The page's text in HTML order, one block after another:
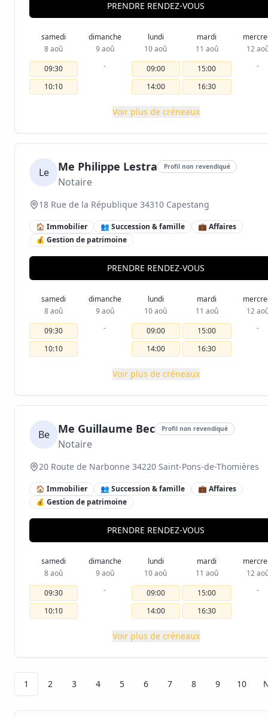
PRENDRE RENDEZ-VOUS
samedi
8 aoû
09:30
10:10
dimanche
9 aoû
-
lundi
10 aoû
09:00
14:00
mardi
11 aoû
15:00
16:30
12
-
Voir plus de créneaux
Le Me Philippe Lestra Profil non revendiqué
Notaire
18 Rue de la République 34310 Capestang
🏠 Immobilier 👥 Succession & famille
💼 Affaires
💰 Gestion de patrimoine
PRENDRE RENDEZ-VOUS
samedi
8 aoû
09:30
10:10
dimanche
9 aoû
-
lundi
10 aoû
09:00
14:00
mardi
11 aoû
15:00
16:30
12
-
Voir plus de créneaux
Be Me Guillaume Bec Profil non revendiqué
Notaire
20 Route de Narbonne 34220 Saint-Pons-de-Thomières
🏠 Immobilier 👥 Succession & famille
💼 Affaires
💰 Gestion de patrimoine
PRENDRE RENDEZ-VOUS
samedi
8 aoû
09:30
10:10
dimanche
9 aoû
-
lundi
10 aoû
09:00
14:00
mardi
11 aoû
15:00
16:30
12
-
Voir plus de créneaux
1 2 3 4 5 6 7 8 9 10